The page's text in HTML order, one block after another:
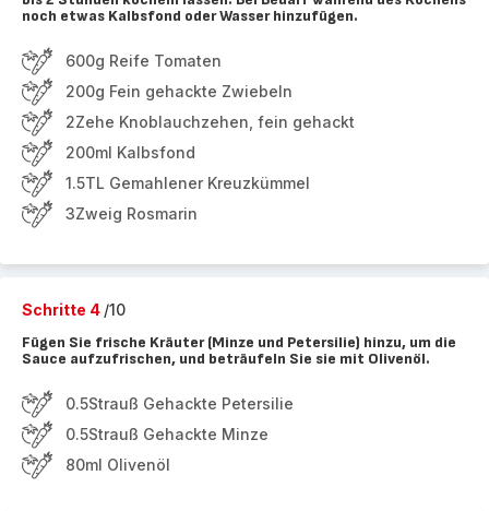
noch etwas Kalbsfond oder Wasser hinzufügen.
600g Reife Tomaten
200g Fein gehackte Zwiebeln
2Zehe Knoblauchzehen, fein gehackt
200ml Kalbsfond
1.5TL Gemahlener Kreuzkümmel
3Zweig Rosmarin
Schritte 4 /10
Fügen Sie frische Kräuter (Minze und Petersilie) hinzu, um die
Sauce aufzufrischen, und beträufeln Sie sie mit Olivenöl.
0.5Strauß Gehackte Petersilie
0.5Strauß Gehackte Minze
80ml Olivenöl